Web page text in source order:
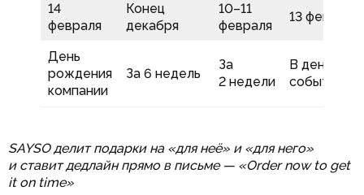
14
февраля
Конец
декабря
10–11
февраля
13 февраля
День
рождения
компании
За 6 недель
За
2 недели
В день
события
SAYSO делит подарки на «для неё» и «для него»
и ставит дедлайн прямо в письме — «Order now to get
it on time»